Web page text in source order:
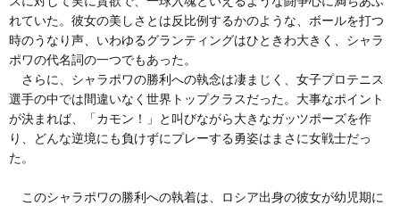
れていた。彼女の美しさとは反比例するかのような、ボールを打つ
時のうなり声、いわゆるグランティングはひときわ大きく、シャラ
ポワの代名詞の一つでもあった。
さらに、シャラポワの勝利への執念は凄まじく、女子プロテニス
選手の中では間違いなく世界トップクラスだった。大事なポイント
が決まれば、「カモン！」と叫びながら大きなガッツポーズを作
り、どんな逆境にも負けずにプレーする勇姿はまさに女戦士だっ
た。
このシャラポワの勝利への執着は、ロシア出身の彼女が幼児期に